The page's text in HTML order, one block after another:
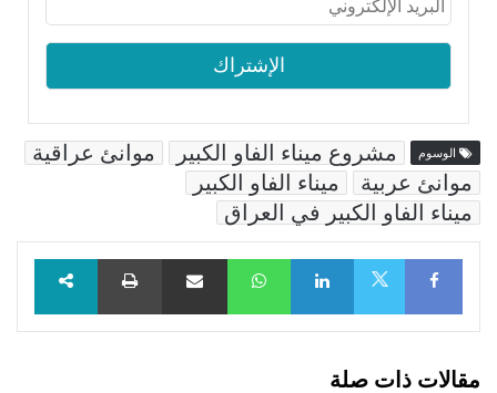
الوسوم مشروع ميناء الفاو الكبير
موانئ عراقية
موانئ عربية
ميناء الفاو الكبير
ميناء الفاو الكبير في العراق
Facebook
LinkedIn
WhatsAppمشاركة عبر البريد طباعة
مقالات ذات صلة